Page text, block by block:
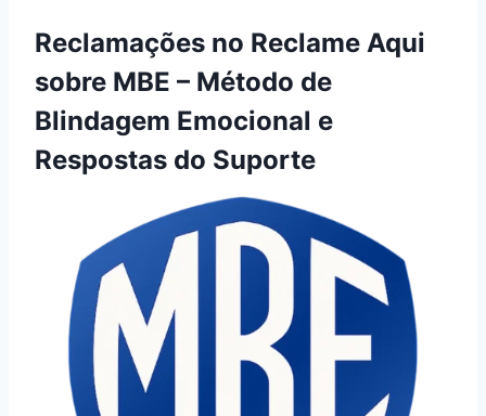
Reclamações no Reclame Aqui
sobre MBE – Método de
Blindagem Emocional e
Respostas do Suporte